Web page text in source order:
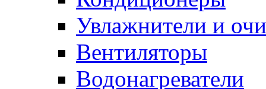
Увлажнители и
Вентиляторы
Водонагреватели